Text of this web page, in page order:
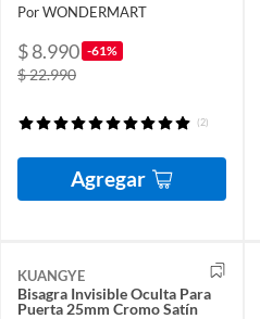
Por WONDERMART
$ 8.990 -61%
$ 22.990
(2)
Agregar
KUANGYE
Bisagra Invisible Oculta Para
Puerta 25mm Cromo Satín